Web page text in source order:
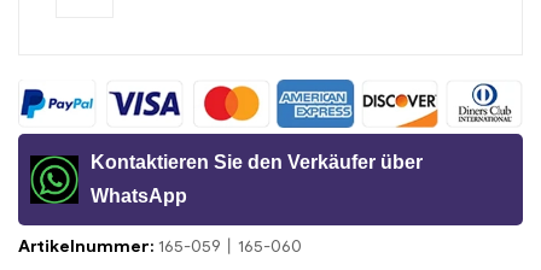
Kontaktieren Sie den Verkäufer über
WhatsApp
Artikelnummer: 165-059丨165-060